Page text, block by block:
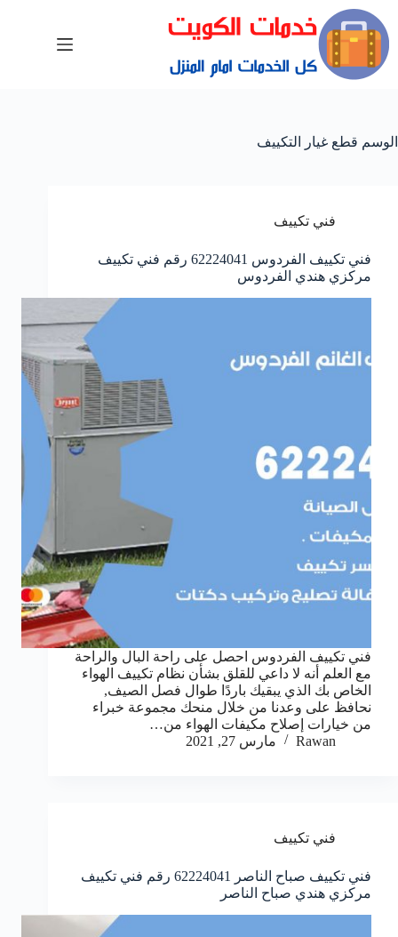
الوسم قطع غيار التكييف
فني تكييف
فني تكييف الفردوس 62224041 رقم فني تكييف
مركزي هندي الفردوس
فني تكييف الفردوس احصل على راحة البال والراحة
مع العلم أنه لا داعي للقلق بشأن نظام تكييف الهواء
الخاص بك الذي يبقيك باردًا طوال فصل الصيف,
نحافظ على وعدنا من خلال منحك مجموعة خبراء
من خيارات إصلاح مكيفات الهواء من…
Rawan
مارس 27, 2021
فني تكييف
فني تكييف صباح الناصر 62224041 رقم فني تكييف
مركزي هندي صباح الناصر